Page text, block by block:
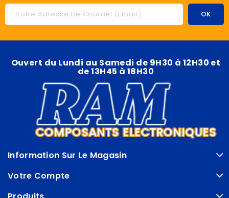
Ouvert du Lundi au Samedi de 9H30 à 12H30 et
de 13H45 à 18H30
Information Sur Le Magasin
Votre Compte